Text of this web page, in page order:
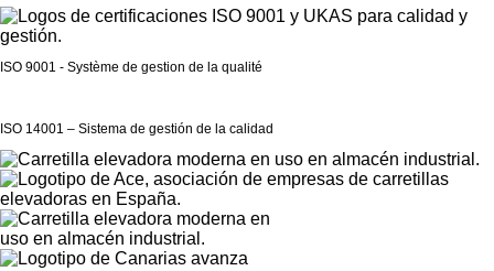
ISO 9001 - Système de gestion de la qualité
ISO 14001 – Sistema de gestión de la calidad